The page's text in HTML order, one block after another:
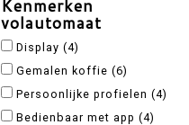
Kenmerken
volautomaat
Display (4)
Gemalen koffie (6)
Persoonlijke profielen (4)
Bedienbaar met app (4)